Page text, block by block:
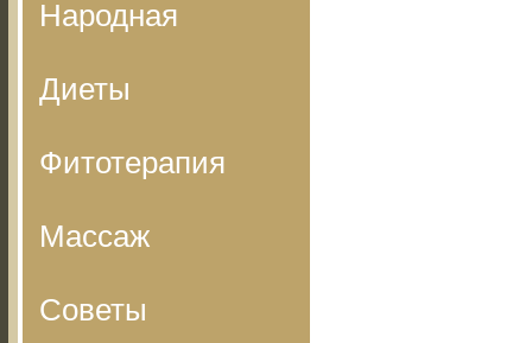
Народная
Диеты
Фитотерапия
Массаж
Советы